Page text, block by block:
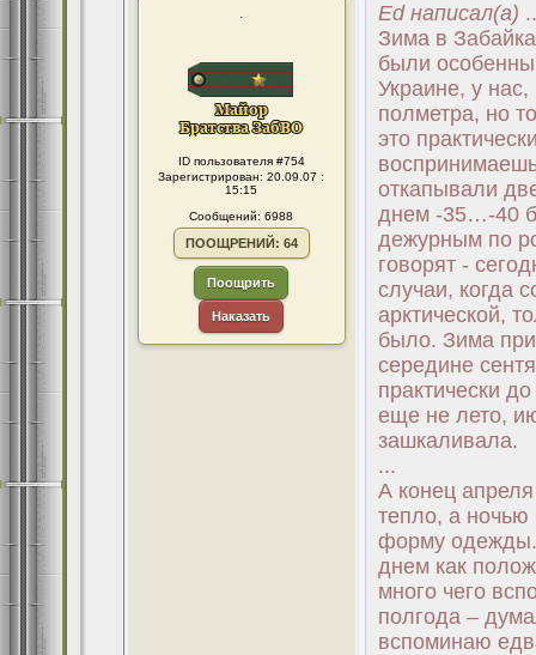
.
ID пользователя #754
Зарегистрирован: 20.09.07 :
15:15
Сообщений: 6988
ПООЩРЕНИЙ: 64
Поощрить
Наказать
Ed написал(а)
Зима в
были
Украине, у
полметра, но
это
откапывали
днем -35…-40
дежурным по
говорят -
случаи, когда
арктической,
было. Зима
середине
практически
еще не лето,
зашкаливала.
...
А конец
тепло, а
форму одежды.
днем как
много чего
полгода –
вспоминаю